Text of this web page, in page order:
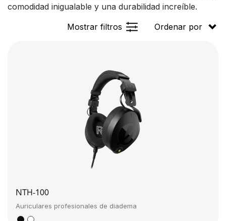
comodidad inigualable y una durabilidad increíble.
Mostrar filtros
Ordenar por
NTH-100
Auriculares profesionales de diadema